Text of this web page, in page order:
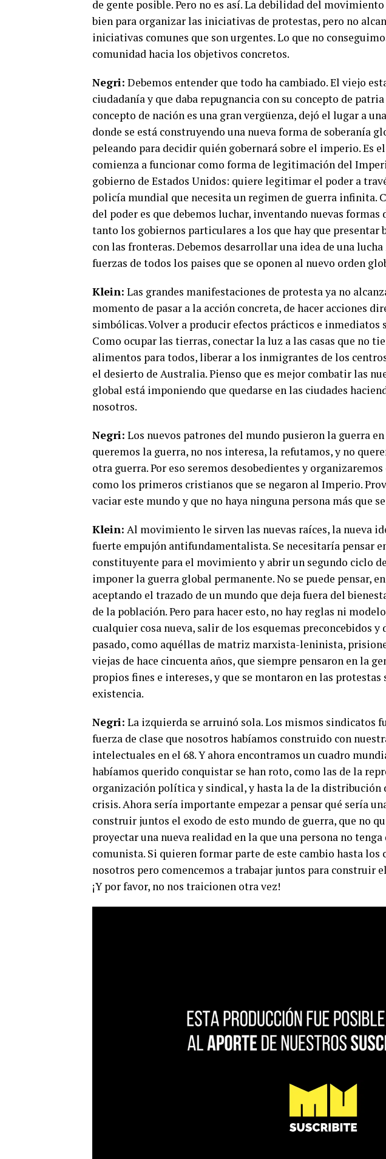
de gente posible. Pero no es así. La debilidad del
bien para organizar las iniciativas de protestas, pero no
iniciativas comunes que son urgentes. Lo que no
comunidad hacia los objetivos concretos.
Negri: Debemos entender que todo ha cambiado. El viejo
ciudadanía y que daba repugnancia con su concepto de
concepto de nación es una gran vergüenza, dejó el lugar a
donde se está construyendo una nueva forma de soberanía
peleando para decidir quién gobernará sobre el imperio. Es
comienza a funcionar como forma de legitimación del
gobierno de Estados Unidos: quiere legitimar el poder a
policía mundial que necesita un regimen de guerra infinita.
del poder es que debemos luchar, inventando nuevas
tanto los gobiernos particulares a los que hay que presentar
con las fronteras. Debemos desarrollar una idea de una
fuerzas de todos los paises que se oponen al nuevo orden
Klein: Las grandes manifestaciones de protesta ya no
momento de pasar a la acción concreta, de hacer acciones
simbólicas. Volver a producir efectos prácticos e inmediatos
Como ocupar las tierras, conectar la luz a las casas que no
alimentos para todos, liberar a los inmigrantes de los
el desierto de Australia. Pienso que es mejor combatir las
global está imponiendo que quedarse en las ciudades
nosotros.
Negri: Los nuevos patrones del mundo pusieron la guerra
queremos la guerra, no nos interesa, la refutamos, y no
otra guerra. Por eso seremos desobedientes y
como los primeros cristianos que se negaron al Imperio.
vaciar este mundo y que no haya ninguna persona más que
Klein: Al movimiento le sirven las nuevas raíces, la nueva
fuerte empujón antifundamentalista. Se necesitaría pensar
constituyente para el movimiento y abrir un segundo ciclo
imponer la guerra global permanente. No se puede pensar,
aceptando el trazado de un mundo que deja fuera del
de la población. Pero para hacer esto, no hay reglas ni
cualquier cosa nueva, salir de los esquemas preconcebidos y
pasado, como aquéllas de matriz marxista-leninista,
viejas de hace cincuenta años, que siempre pensaron en la
propios fines e intereses, y que se montaron en las
existencia.
Negri: La izquierda se arruinó sola. Los mismos sindicatos
fuerza de clase que nosotros habíamos construido con
intelectuales en el 68. Y ahora encontramos un cuadro
habíamos querido conquistar se han roto, como las de la
organización política y sindical, y hasta la de la distribución
crisis. Ahora sería importante empezar a pensar qué sería
construir juntos el exodo de esto mundo de guerra, que no
proyectar una nueva realidad en la que una persona no tenga
comunista. Si quieren formar parte de este cambio hasta los
nosotros pero comencemos a trabajar juntos para construir
¡Y por favor, no nos traicionen otra vez!